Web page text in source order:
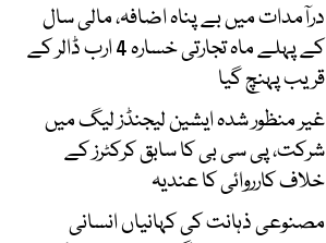
درآمدات میں بے پناہ اضافہ، مالی سال
کے پہلے ماہ تجارتی خسارہ 4 ارب ڈالر کے
قریب پہنچ گیا
غیر منظور شدہ ایشین لیجنڈز لیگ میں
شرکت، پی سی بی کا سابق کرکٹرز کے
خلاف کارروائی کا عندیہ
مصنوعی ذہانت کی کہانیاں انسانی